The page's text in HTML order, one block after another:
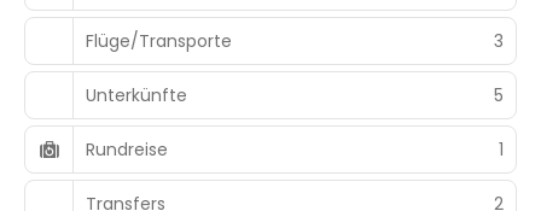
Flüge/Transporte 3
Unterkünfte 5
Rundreise 1
Transfers 2